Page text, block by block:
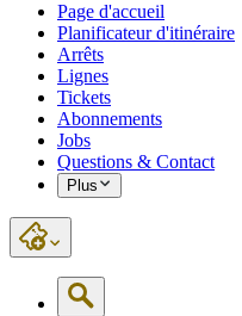
Page d'accueil
Planificateur d'itinéraire
Arrêts
Lignes
Tickets
Abonnements
Jobs
Questions & Contact
Plus